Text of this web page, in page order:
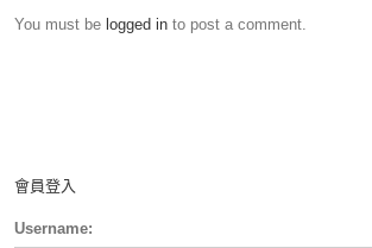
You must be logged in to post a comment.
會員登入
Username: